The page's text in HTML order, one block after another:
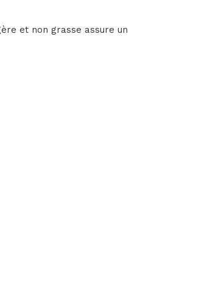
et non grasse assure un